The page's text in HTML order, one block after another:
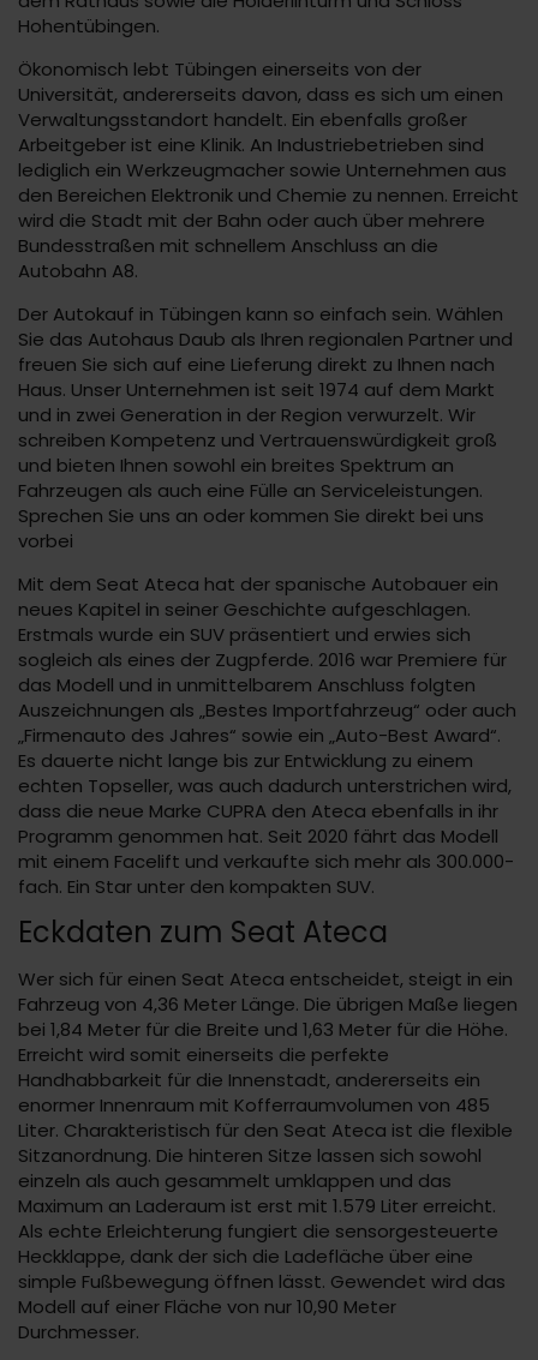
Hohentübingen.
Ökonomisch lebt Tübingen einerseits von der
Universität, andererseits davon, dass es sich um einen
Verwaltungsstandort handelt. Ein ebenfalls großer
Arbeitgeber ist eine Klinik. An Industriebetrieben sind
lediglich ein Werkzeugmacher sowie Unternehmen aus
den Bereichen Elektronik und Chemie zu nennen. Erreicht
wird die Stadt mit der Bahn oder auch über mehrere
Bundesstraßen mit schnellem Anschluss an die
Autobahn A8.
Der Autokauf in Tübingen kann so einfach sein. Wählen
Sie das Autohaus Daub als Ihren regionalen Partner und
freuen Sie sich auf eine Lieferung direkt zu Ihnen nach
Haus. Unser Unternehmen ist seit 1974 auf dem Markt
und in zwei Generation in der Region verwurzelt. Wir
schreiben Kompetenz und Vertrauenswürdigkeit groß
und bieten Ihnen sowohl ein breites Spektrum an
Fahrzeugen als auch eine Fülle an Serviceleistungen.
Sprechen Sie uns an oder kommen Sie direkt bei uns
vorbei
Mit dem Seat Ateca hat der spanische Autobauer ein
neues Kapitel in seiner Geschichte aufgeschlagen.
Erstmals wurde ein SUV präsentiert und erwies sich
sogleich als eines der Zugpferde. 2016 war Premiere für
das Modell und in unmittelbarem Anschluss folgten
Auszeichnungen als „Bestes Importfahrzeug“ oder auch
„Firmenauto des Jahres“ sowie ein „Auto-Best Award“.
Es dauerte nicht lange bis zur Entwicklung zu einem
echten Topseller, was auch dadurch unterstrichen wird,
dass die neue Marke CUPRA den Ateca ebenfalls in ihr
Programm genommen hat. Seit 2020 fährt das Modell
mit einem Facelift und verkaufte sich mehr als 300.000-
fach. Ein Star unter den kompakten SUV.
Eckdaten zum Seat Ateca
Wer sich für einen Seat Ateca entscheidet, steigt in ein
Fahrzeug von 4,36 Meter Länge. Die übrigen Maße liegen
bei 1,84 Meter für die Breite und 1,63 Meter für die Höhe.
Erreicht wird somit einerseits die perfekte
Handhabbarkeit für die Innenstadt, andererseits ein
enormer Innenraum mit Kofferraumvolumen von 485
Liter. Charakteristisch für den Seat Ateca ist die flexible
Sitzanordnung. Die hinteren Sitze lassen sich sowohl
einzeln als auch gesammelt umklappen und das
Maximum an Laderaum ist erst mit 1.579 Liter erreicht.
Als echte Erleichterung fungiert die sensorgesteuerte
Heckklappe, dank der sich die Ladefläche über eine
simple Fußbewegung öffnen lässt. Gewendet wird das
Modell auf einer Fläche von nur 10,90 Meter
Durchmesser.